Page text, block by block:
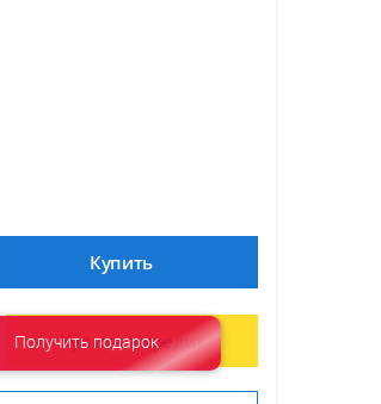
Купить
Купить в кредит
Получить подарок